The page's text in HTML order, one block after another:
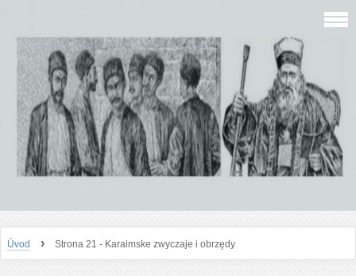
Úvod › Strona 21 - Karaimske zwyczaje i obrzędy